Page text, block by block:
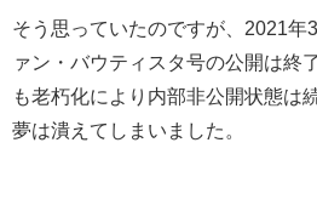
そう思っていたのですが、2021年
ァン・バウティスタ号の公開は終
も老朽化により内部非公開状態は
夢は潰えてしまいました。